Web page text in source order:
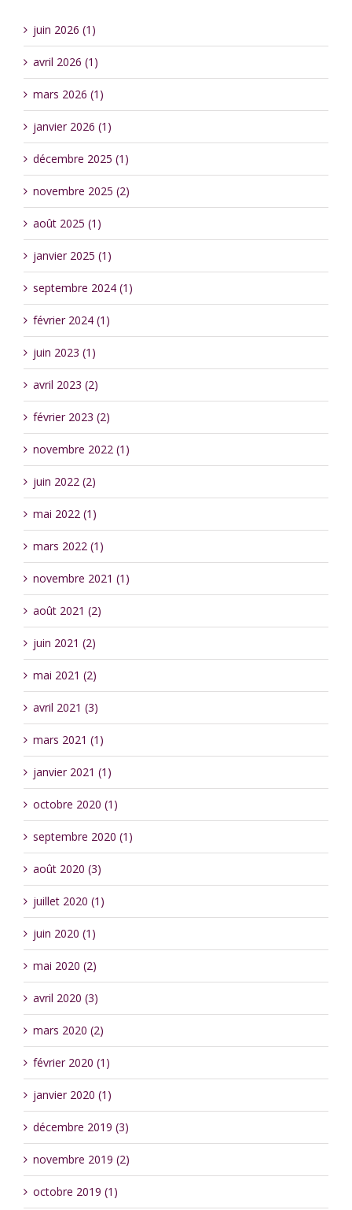
juin 2026 (1)
avril 2026 (1)
mars 2026 (1)
janvier 2026 (1)
décembre 2025 (1)
novembre 2025 (2)
août 2025 (1)
janvier 2025 (1)
septembre 2024 (1)
février 2024 (1)
juin 2023 (1)
avril 2023 (2)
février 2023 (2)
novembre 2022 (1)
juin 2022 (2)
mai 2022 (1)
mars 2022 (1)
novembre 2021 (1)
août 2021 (2)
juin 2021 (2)
mai 2021 (2)
avril 2021 (3)
mars 2021 (1)
janvier 2021 (1)
octobre 2020 (1)
septembre 2020 (1)
août 2020 (3)
juillet 2020 (1)
juin 2020 (1)
mai 2020 (2)
avril 2020 (3)
mars 2020 (2)
février 2020 (1)
janvier 2020 (1)
décembre 2019 (3)
novembre 2019 (2)
octobre 2019 (1)